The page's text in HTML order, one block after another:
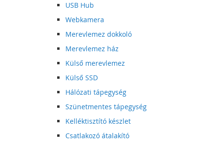
USB Hub
Webkamera
Merevlemez dokkoló
Merevlemez ház
Külső merevlemez
Külső SSD
Hálózati tápegység
Szünetmentes tápegység
Kelléktisztító készlet
Csatlakozó átalakító